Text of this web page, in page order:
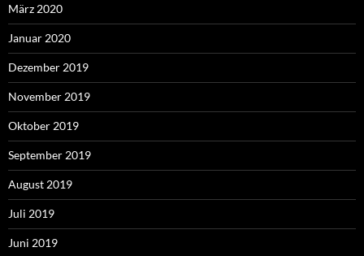
März 2020
Januar 2020
Dezember 2019
November 2019
Oktober 2019
September 2019
August 2019
Juli 2019
Juni 2019